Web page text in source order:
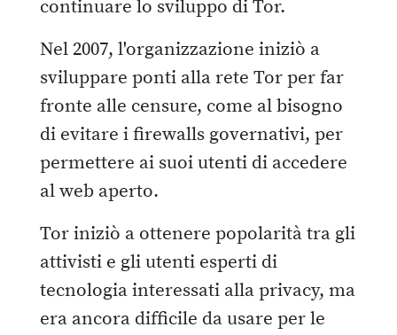
continuare lo sviluppo di Tor.
Nel 2007, l'organizzazione iniziò a
sviluppare ponti alla rete Tor per far
fronte alle censure, come al bisogno
di evitare i firewalls governativi, per
permettere ai suoi utenti di accedere
al web aperto.
Tor iniziò a ottenere popolarità tra gli
attivisti e gli utenti esperti di
tecnologia interessati alla privacy, ma
era ancora difficile da usare per le